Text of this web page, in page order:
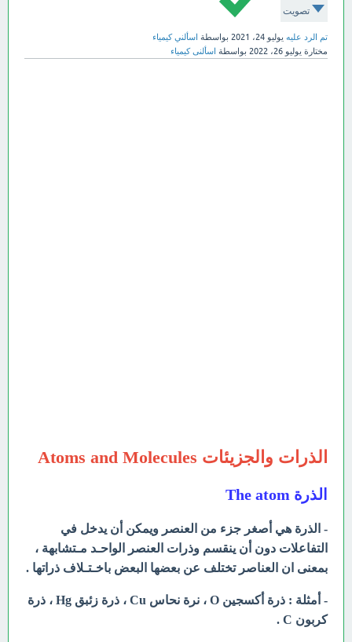
تصويت
تم الرد عليه يوليو 24، 2021 بواسطة اسألني كيمياء
مختارة يوليو 26، 2022 بواسطة اسألنى كيمياء
الذرات والجزيئات Atoms and Molecules
الذرة The atom
- الذرة هي أصغر جزء من العنصر ويمكن أن يدخل في
التفاعلات دون أن ينقسم وذرات العنصر الواحـد مـتشابهة ،
بمعنى ان العناصر تختلف عن بعضها البعض باخـتـلاف ذراتها .
- أمثلة : ذرة أكسجين O ، نرة نحاس Cu ، ذرة زئبق Hg ، ذرة
كربون C .